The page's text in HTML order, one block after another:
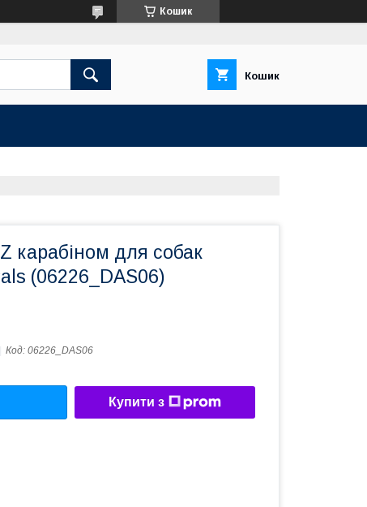
Кошик
Кошик
карабіном для собак
(06226_DAS06)
Код: 06226_DAS06
Купити з